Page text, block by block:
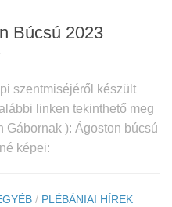
Búcsú 2023
szentmiséjéről készült
linken tekinthető meg
Gábornak ): Ágoston búcsú
képei:
/ PLÉBÁNIAI HÍREK